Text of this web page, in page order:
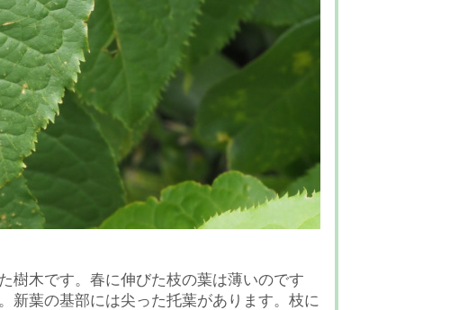
樹木です。春に伸びた枝の葉は薄いのです
新葉の基部には尖った托葉があります。枝に